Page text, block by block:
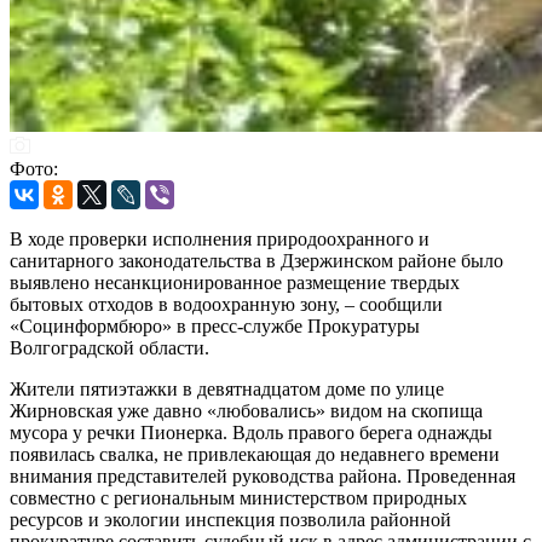
Фото:
В ходе проверки исполнения природоохранного и
санитарного законодательства в Дзержинском районе было
выявлено несанкционированное размещение твердых
бытовых отходов в водоохранную зону, – сообщили
«Социнформбюро» в пресс-службе Прокуратуры
Волгоградской области.
Жители пятиэтажки в девятнадцатом доме по улице
Жирновская уже давно «любовались» видом на скопища
мусора у речки Пионерка. Вдоль правого берега однажды
появилась свалка, не привлекающая до недавнего времени
внимания представителей руководства района. Проведенная
совместно с региональным министерством природных
ресурсов и экологии инспекция позволила районной